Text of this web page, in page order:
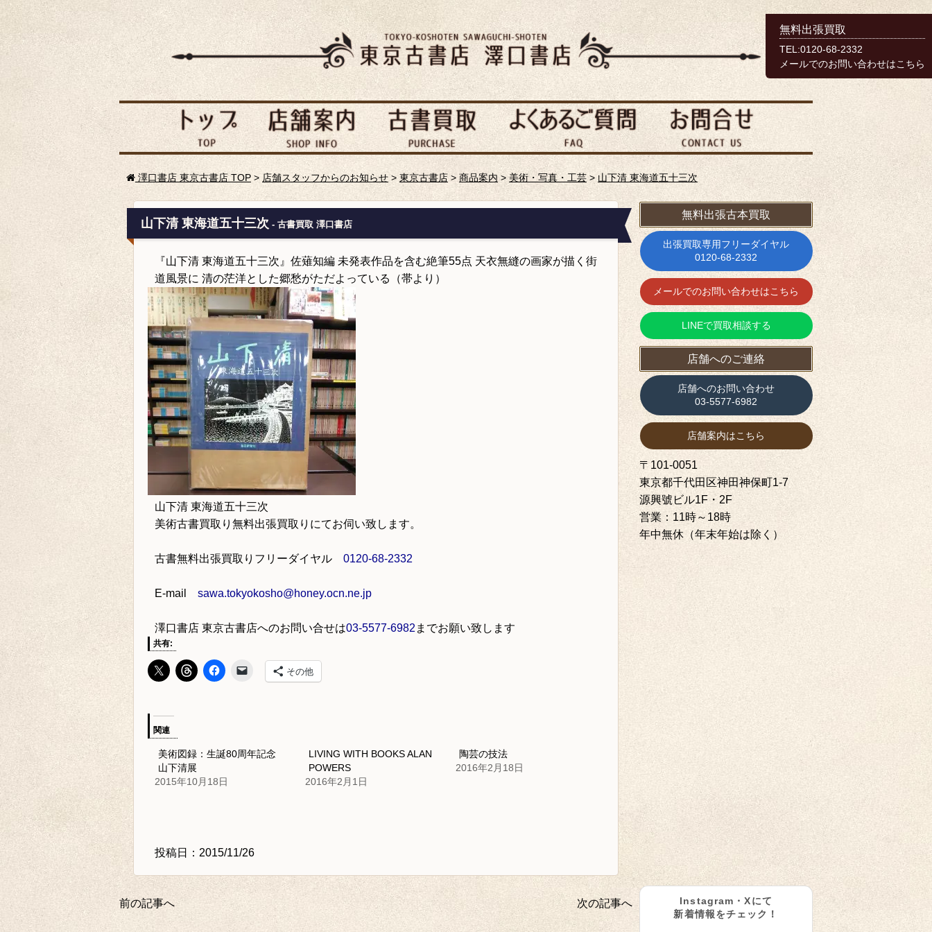
澤口書店 東京古書店 TOP > 店舗スタッフからのお知らせ >東京古書店> 商品案内>美術・写真・工芸> 山下清 東海道五十三次
山下清 東海道五十三次 - 古書買取 澤口書店
『山下清 東海道五十三次』佐薙知編 未発表作品を含む絶筆55点 天衣無縫の画家が描く街
道風景に 清の茫洋とした郷愁がただよっている（帯より）
山下清 東海道五十三次
美術古書買取り 無料出張買取り にてお伺い致します。
古書無料出張買取りフリーダイヤル 0120-68-2332
E-mail sawa.tokyokosho@honey.ocn.ne.jp
澤口書店 東京古書店へのお問い合せは03-5577-6982 までお願い致します
共有:
その他
関連
美術図録：生誕80周年記念
山下清展
2015年10月18日
LIVING WITH BOOKS ALAN
POWERS
2016年2月1日
陶芸の技法
2016年2月18日
投稿日：2015/11/26
次の記事へ
前の記事へ
無料出張古本買取
出張買取専用フリーダイヤル
0120-68-2332
メールでのお問い合わせはこちら
LINEで買取相談する
店舗へのご連絡
店舗へのお問い合わせ
03-5577-6982
店舗案内はこちら
〒101-0051
東京都千代田区神田神保町1‐7
源興號ビル1F・2F
営業：11時～18時
年中無休（年末年始は除く）
Instagram・Xにて
新着情報をチェック！
無料出張買取
TEL:0120-68-2332
メールでのお問い合わせはこちら